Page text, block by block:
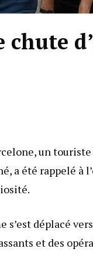
un
a été rappelé à
s’est déplacé
et des